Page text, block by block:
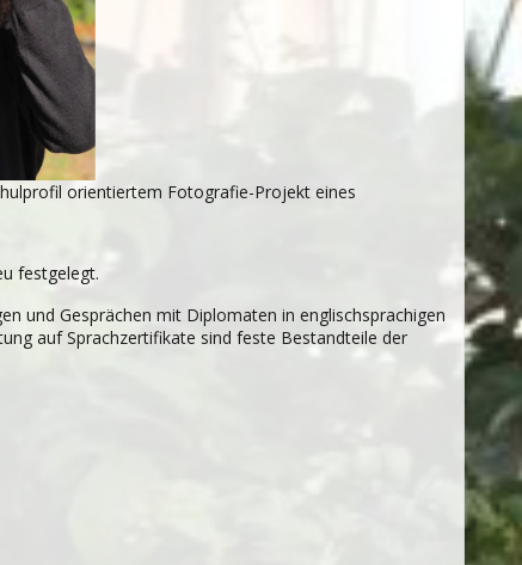
orientiertem Fotografie-Projekt eines
festgelegt.
und Gesprä­chen mit Diplo­ma­ten in eng­lisch­spra­chi­gen
auf Sprach­zer­ti­fi­kate sind feste Bestand­teile der